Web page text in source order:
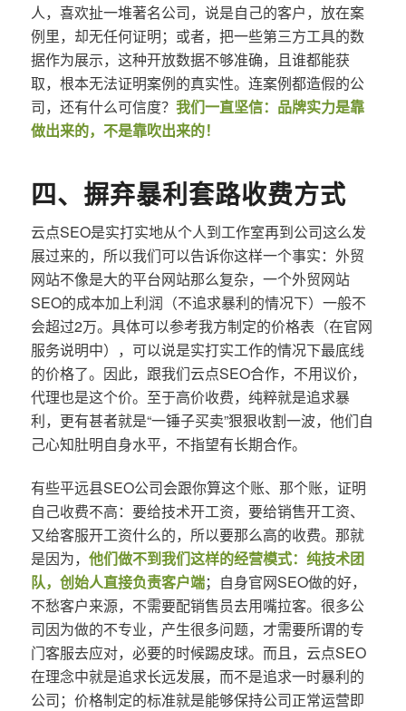
人，喜欢扯一堆著名公司，说是自己的客户，放在案
例里，却无任何证明；或者，把一些第三方工具的数
据作为展示，这种开放数据不够准确，且谁都能获
取，根本无法证明案例的真实性。连案例都造假的公
司，还有什么可信度？ 我们一直坚信：品牌实力是靠
做出来的，不是靠吹出来的！
四、摒弃暴利套路收费方式
云点SEO是实打实地从个人到工作室再到公司这么发
展过来的，所以我们可以告诉你这样一个事实：外贸
网站不像是大的平台网站那么复杂，一个外贸网站
SEO的成本加上利润（不追求暴利的情况下）一般不
会超过2万。具体可以参考我方制定的价格表（在官网
服务说明中），可以说是实打实工作的情况下最底线
的价格了。因此，跟我们云点SEO合作，不用议价，
代理也是这个价。至于高价收费，纯粹就是追求暴
利，更有甚者就是“一锤子买卖”狠狠收割一波，他们自
己心知肚明自身水平，不指望有长期合作。
有些平远县SEO公司会跟你算这个账、那个账，证明
自己收费不高：要给技术开工资，要给销售开工资、
又给客服开工资什么的，所以要那么高的收费。那就
是因为， 他们做不到我们这样的经营模式：纯技术团
队，创始人直接负责客户端；自身官网SEO做的好，
不愁客户来源，不需要配销售员去用嘴拉客。很多公
司因为做的不专业，产生很多问题，才需要所谓的专
门客服去应对，必要的时候踢皮球。而且，云点SEO
在理念中就是追求长远发展，而不是追求一时暴利的
公司；价格制定的标准就是能够保持公司正常运营即